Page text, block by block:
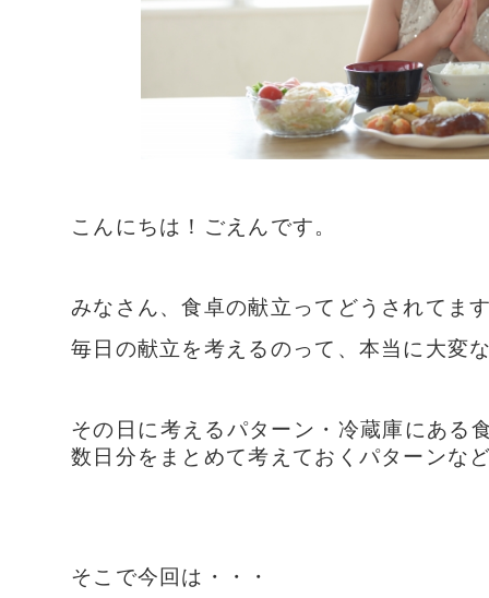
こんにちは！ごえんです。
みなさん、食卓の献立ってどうされてま
毎日の献立を考えるのって、本当に大変
その日に考えるパターン・冷蔵庫にある
数日分をまとめて考えておくパターンな
そこで今回は・・・